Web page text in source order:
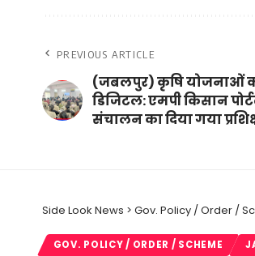
PREVIOUS ARTICLE
(जबलपुर) कृषि योजनाओं
डिजिटल: एमपी किसान
संचालन का दिया गया
Side Look News > Gov. Policy / Order /
GOV. POLICY / ORDER / SCHEME